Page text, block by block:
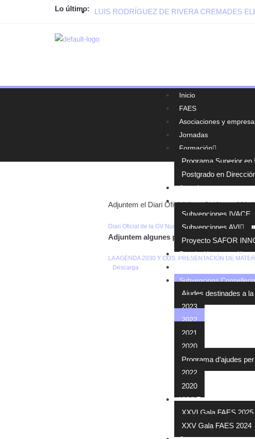
Lo último: LUIS RODRÍGUEZ DE RIVERA CREMADES
Inicio
FAES
Asociaciones y
Jornadas
Formación
Programa Superior en
Postgrado en
Agenda
Normativa y
Subvenciones IVACE
Subvenciones AVI
Proyecto SAFOR
Resolución concesión
Subvencions
Ajudes destinades a
2023
2022
2021
2020
Programa d’ajudes
2022
2020
XXVI Encuentro
XXVI Gala FAES
XXV Gala FAES 2024
Adjuntem el Diari Oficial de la GV Num.
Diari Oficial de la GV Num. 9384/15.07.2022
Adjuntem algunes presentacions que em
LA AGENDA 2030 Y ODS. PRESENTACIÓN DE
Descarga